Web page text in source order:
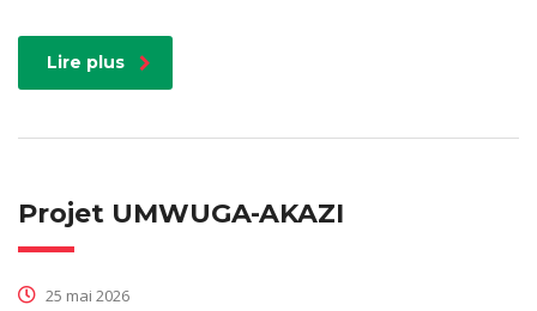
Lire plus
Projet UMWUGA-AKAZI
25 mai 2026